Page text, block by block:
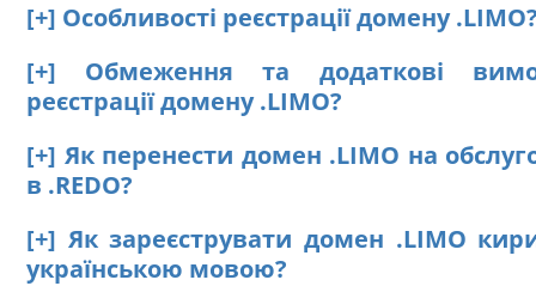
[+] Особливості реєстрації домену
[+] Обмеження та додаткові
реєстрації домену .LIMO?
[+] Як перенести домен .LIMO на
в .REDO?
[+] Як зареєструвати домен .LIMO
українською мовою?